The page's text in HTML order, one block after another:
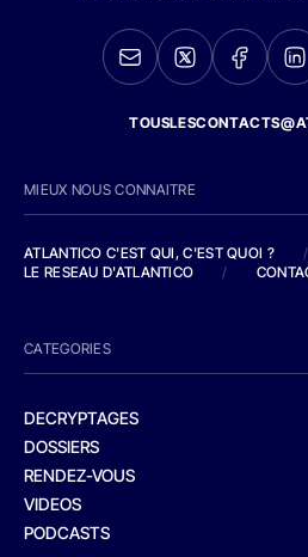
MIEUX NOUS CONNAITRE
ATLANTICO C'EST QUI, C'EST QUOI ?
/
LE RESEAU D'ATLANTICO
/
CATEGORIES
DECRYPTAGES
DOSSIERS
RENDEZ-VOUS
VIDEOS
PODCASTS